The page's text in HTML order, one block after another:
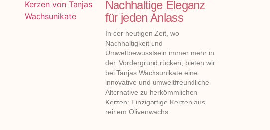
Nachhaltige Eleganz
für jeden Anlass
In der heutigen Zeit, wo
Nachhaltigkeit und
Umweltbewusstsein immer mehr in
den Vordergrund rücken, bieten wir
bei Tanjas Wachsunikate eine
innovative und umweltfreundliche
Alternative zu herkömmlichen
Kerzen: Einzigartige Kerzen aus
reinem Olivenwachs.